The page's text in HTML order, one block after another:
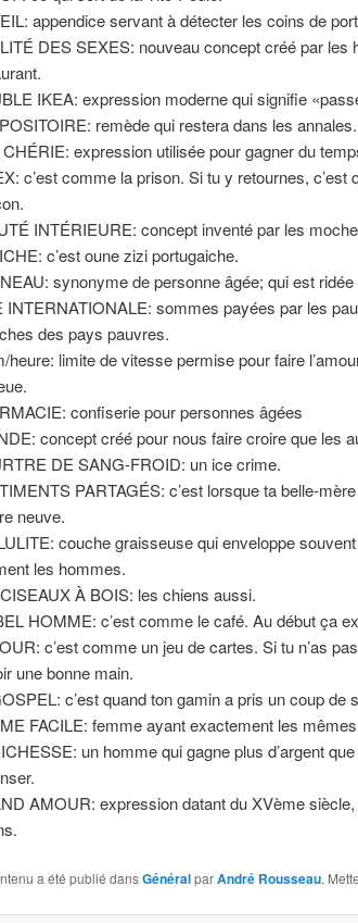
appendice servant à détecter les coins de
DES SEXES: nouveau concept créé par les
IKEA: expression moderne qui signifie
remède qui restera dans les annales.
expression utilisée pour gagner du
c’est comme la prison. Si tu y retournes, c’est
INTÉRIEURE: concept inventé par les
c’est oune zizi portugaiche.
synonyme de personne âgée; qui est ridée
INTERNATIONALE: sommes payées par les
des pays pauvres.
heure: limite de vitesse permise pour faire
confiserie pour personnes âgées
concept créé pour nous faire croire que les
DE SANG-FROID: un ice crime.
PARTAGÉS: c’est lorsque ta belle-
neuve.
couche graisseuse qui enveloppe
les hommes.
À BOIS: les chiens aussi.
HOMME: c’est comme le café. Au début ça
c’est comme un jeu de cartes. Si tu n’as
une bonne main.
c’est quand ton gamin a pris un coup de
FACILE: femme ayant exactement les
un homme qui gagne plus d’argent
AMOUR: expression datant du XVème siècle,
a été publié dansGénéralparAndré Rousseau.